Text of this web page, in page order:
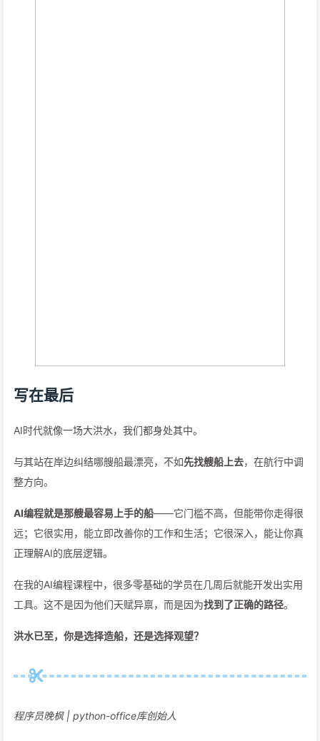
写在最后
AI时代就像一场大洪水，我们都身处其中。
与其站在岸边纠结哪艘船最漂亮，不如先找艘船上去，在航行中调
整方向。
AI编程就是那艘最容易上手的船——它门槛不高，但能带你走得很
远；它很实用，能立即改善你的工作和生活；它很深入，能让你真
正理解AI的底层逻辑。
在我的AI编程课程中，很多零基础的学员在几周后就能开发出实用
工具。这不是因为他们天赋异禀，而是因为找到了正确的路径。
洪水已至，你是选择造船，还是选择观望？
程序员晚枫 | python-office库创始人